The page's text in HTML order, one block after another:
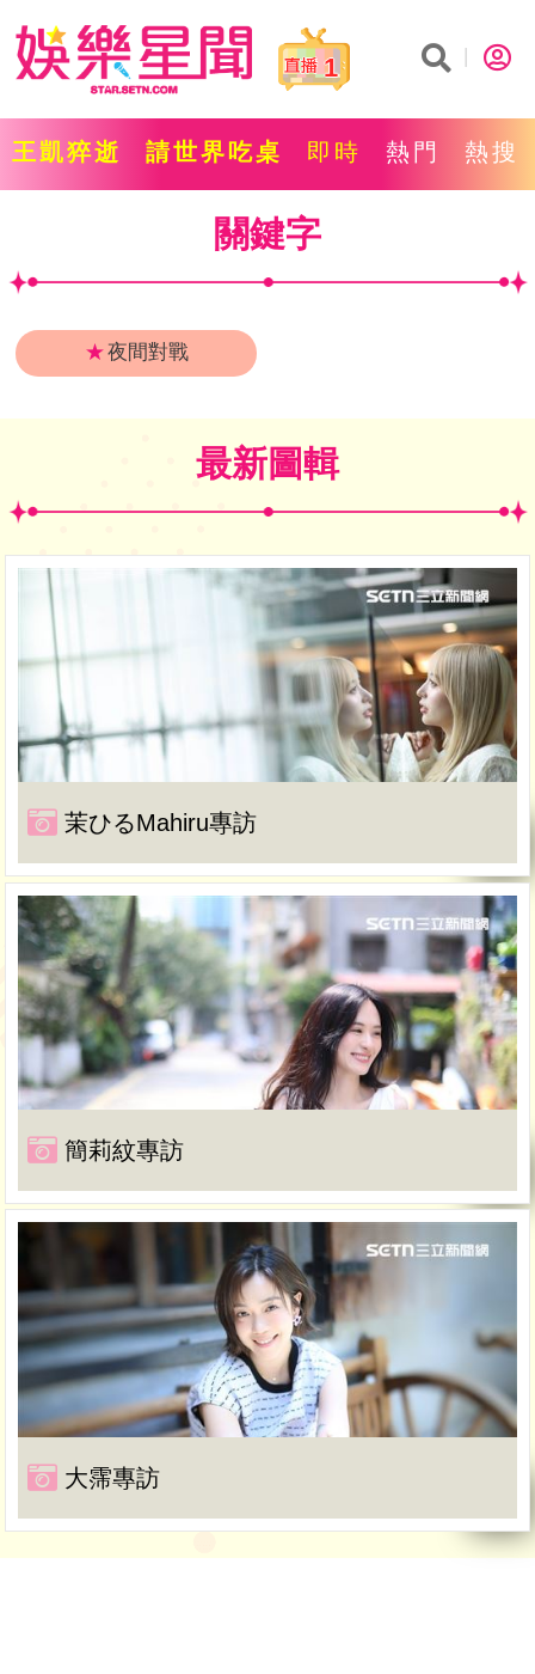
1
王凱猝逝 請世界吃桌 即時 熱門 熱搜
關鍵字
★夜間對戰
最新圖輯
茉ひるMahiru專訪
簡莉紋專訪
大霈專訪